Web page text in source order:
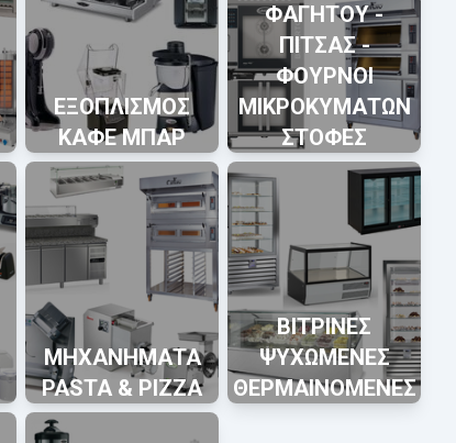
ΕΞΟΠΛΙΣΜΟΣ
ΚΑΦΕ ΜΠΑΡ
ΦΑΓΗΤΟΥ -
ΠΙΤΣΑΣ -
ΦΟΥΡΝΟΙ
ΜΙΚΡΟΚΥΜΑΤΩΝ
ΣΤΟΦΕΣ
ΜΗΧΑΝΗΜΑΤΑ
PASTA & PIZZA
ΒΙΤΡΙΝΕΣ
ΨΥΧΩΜΕΝΕΣ
ΘΕΡΜΑΙΝΟΜΕΝΕΣ